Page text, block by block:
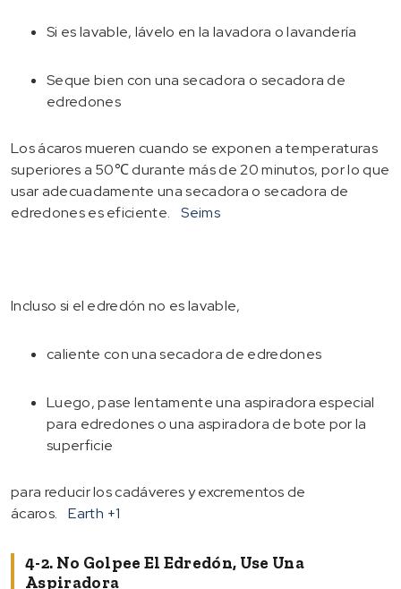
Si es lavable, lávelo en la lavadora o lavandería
Seque bien con una secadora o secadora de
edredones
Los ácaros mueren cuando se exponen a temperaturas
superiores a 50℃ durante más de 20 minutos, por lo que
usar adecuadamente una secadora o secadora de
edredones es eficiente.
Seims
Incluso si el edredón no es lavable,
caliente con una secadora de edredones
Luego, pase lentamente una aspiradora especial
para edredones o una aspiradora de bote por la
superficie
para reducir los cadáveres y excrementos de
ácaros.
Earth +1
4-2. No Golpee El Edredón, Use Una
Aspiradora